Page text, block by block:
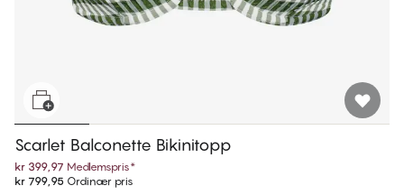
Scarlet Balconette Bikinitopp
kr 399,97 Medlemspris*
kr 799,95 Ordinær pris